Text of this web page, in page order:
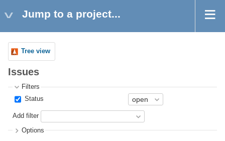
Jump to a project...
Tree view
Issues
Filters
Status
Add filter
Options